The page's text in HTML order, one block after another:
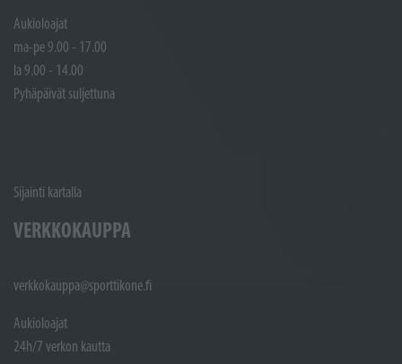
Aukioloajat
ma-pe 9.00 - 17.00
la 9.00 - 14.00
Pyhäpäivät suljettuna
Sijainti kartalla
VERKKOKAUPPA
verkkokauppa@sporttikone.fi
Aukioloajat
24h/7 verkon kautta